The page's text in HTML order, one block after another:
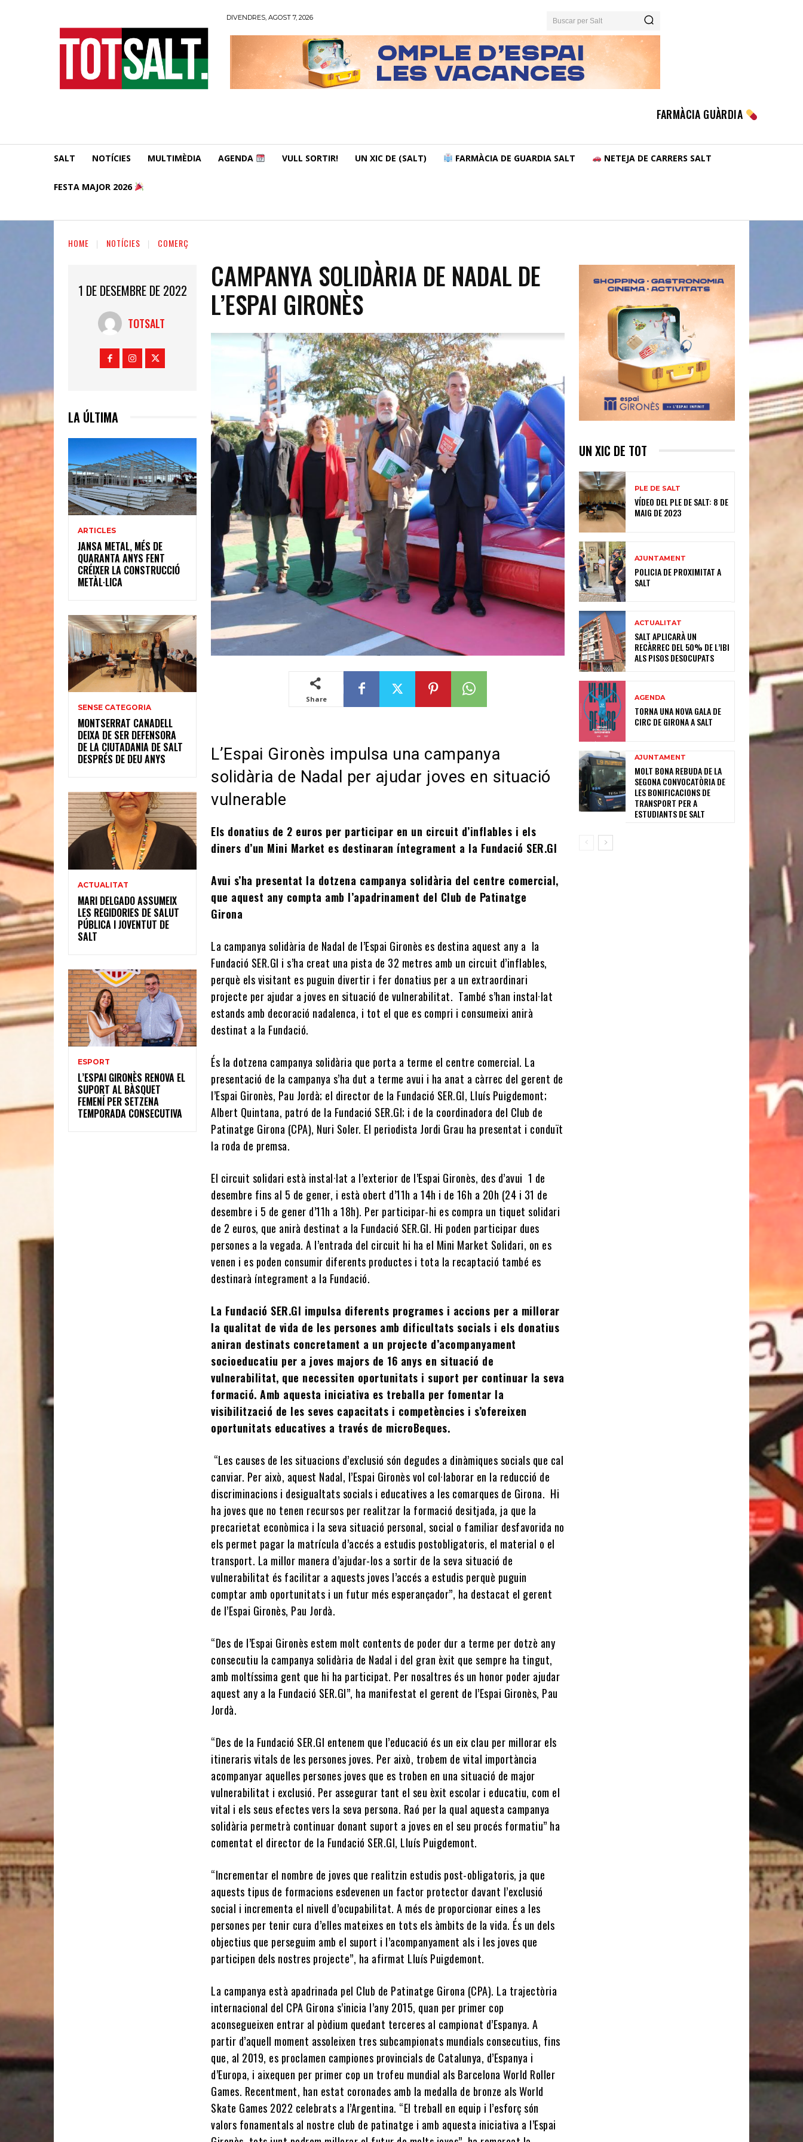
DIVENDRES, AGOST 7, 2026 Buscar per Salt
FARMÀCIA GUÀRDIA
SALT NOTÍCIES MULTIMÈDIA AGENDA VULL SORTIR! UN XIC DE (SALT) FARMÀCIA DE GUARDIA SALT NETEJA DE CARRERS SALT
FESTA MAJOR 2026
HOME NOTÍCIES COMERÇ
1 DE DESEMBRE DE 2022
TOTSALT
LA ÚLTIMA
ARTICLES
JANSA METAL, MÉS DE
QUARANTA ANYS FENT
CRÉIXER LA CONSTRUCCIÓ
METÀL·LICA
SENSE CATEGORIA
MONTSERRAT CANADELL
DEIXA DE SER DEFENSORA
DE LA CIUTADANIA DE SALT
DESPRÉS DE DEU ANYS
ACTUALITAT
MARI DELGADO ASSUMEIX
LES REGIDORIES DE SALUT
PÚBLICA I JOVENTUT DE
SALT
ESPORT
L’ESPAI GIRONÈS RENOVA EL
SUPORT AL BÀSQUET
FEMENÍ PER SETZENA
TEMPORADA CONSECUTIVA
CAMPANYA SOLIDÀRIA DE NADAL DE
L’ESPAI GIRONÈS
Share
L’Espai Gironès impulsa una campanya
solidària de Nadal per ajudar joves en situació
vulnerable
Els donatius de 2 euros per participar en un circuit d’inflables i els
diners d’un Mini Market es destinaran íntegrament a la Fundació SER.GI
Avui s’ha presentat la dotzena campanya solidària del centre comercial,
que aquest any compta amb l’apadrinament del Club de Patinatge
Girona
La campanya solidària de Nadal de l’Espai Gironès es destina aquest any a la
Fundació SER.GI i s’ha creat una pista de 32 metres amb un circuit d’inflables,
perquè els visitant es puguin divertir i fer donatius per a un extraordinari
projecte per ajudar a joves en situació de vulnerabilitat. També s’han instal·lat
estands amb decoració nadalenca, i tot el que es compri i consumeixi anirà
destinat a la Fundació.
És la dotzena campanya solidària que porta a terme el centre comercial. La
presentació de la campanya s’ha dut a terme avui i ha anat a càrrec del gerent de
l’Espai Gironès, Pau Jordà; el director de la Fundació SER.GI, Lluís Puigdemont;
Albert Quintana, patró de la Fundació SER.GI; i de la coordinadora del Club de
Patinatge Girona (CPA), Nuri Soler. El periodista Jordi Grau ha presentat i conduït
la roda de premsa.
El circuit solidari està instal·lat a l’exterior de l’Espai Gironès, des d’avui 1 de
desembre fins al 5 de gener, i està obert d’11h a 14h i de 16h a 20h (24 i 31 de
desembre i 5 de gener d’11h a 18h). Per participar-hi es compra un tiquet solidari
de 2 euros, que anirà destinat a la Fundació SER.GI. Hi poden participar dues
persones a la vegada. A l’entrada del circuit hi ha el Mini Market Solidari, on es
venen i es poden consumir diferents productes i tota la recaptació també es
destinarà íntegrament a la Fundació.
La Fundació SER.GI impulsa diferents programes i accions per a millorar
la qualitat de vida de les persones amb dificultats socials i els donatius
aniran destinats concretament a un projecte d’acompanyament
socioeducatiu per a joves majors de 16 anys en situació de
vulnerabilitat, que necessiten oportunitats i suport per continuar la seva
formació. Amb aquesta iniciativa es treballa per fomentar la
visibilització de les seves capacitats i competències i s’ofereixen
oportunitats educatives a través de microBeques.
“Les causes de les situacions d’exclusió són degudes a dinàmiques socials que cal
canviar. Per això, aquest Nadal, l’Espai Gironès vol col·laborar en la reducció de
discriminacions i desigualtats socials i educatives a les comarques de Girona. Hi
ha joves que no tenen recursos per realitzar la formació desitjada, ja que la
precarietat econòmica i la seva situació personal, social o familiar desfavorida no
els permet pagar la matrícula d’accés a estudis postobligatoris, el material o el
transport. La millor manera d’ajudar-los a sortir de la seva situació de
vulnerabilitat és facilitar a aquests joves l’accés a estudis perquè puguin
comptar amb oportunitats i un futur més esperançador”, ha destacat el gerent
de l’Espai Gironès, Pau Jordà.
“Des de l’Espai Gironès estem molt contents de poder dur a terme per dotzè any
consecutiu la campanya solidària de Nadal i del gran èxit que sempre ha tingut,
amb moltíssima gent que hi ha participat. Per nosaltres és un honor poder ajudar
aquest any a la Fundació SER.GI”, ha manifestat el gerent de l’Espai Gironès, Pau
Jordà.
“Des de la Fundació SER.GI entenem que l’educació és un eix clau per millorar els
itineraris vitals de les persones joves. Per això, trobem de vital importància
acompanyar aquelles persones joves que es troben en una situació de major
vulnerabilitat i exclusió. Per assegurar tant el seu èxit escolar i educatiu, com el
vital i els seus efectes vers la seva persona. Raó per la qual aquesta campanya
solidària permetrà continuar donant suport a joves en el seu procés formatiu” ha
comentat el director de la Fundació SER.GI, Lluís Puigdemont.
“Incrementar el nombre de joves que realitzin estudis post-obligatoris, ja que
aquests tipus de formacions esdevenen un factor protector davant l’exclusió
social i incrementa el nivell d’ocupabilitat. A més de proporcionar eines a les
persones per tenir cura d’elles mateixes en tots els àmbits de la vida. És un dels
objectius que perseguim amb el suport i l’acompanyament als i les joves que
participen dels nostres projecte”, ha afirmat Lluís Puigdemont.
La campanya està apadrinada pel Club de Patinatge Girona (CPA). La trajectòria
internacional del CPA Girona s’inicia l’any 2015, quan per primer cop
aconsegueixen entrar al pòdium quedant terceres al campionat d’Espanya. A
partir d’aquell moment assoleixen tres subcampionats mundials consecutius, fins
que, al 2019, es proclamen campiones provincials de Catalunya, d’Espanya i
d’Europa, i aixequen per primer cop un trofeu mundial als Barcelona World Roller
Games. Recentment, han estat coronades amb la medalla de bronze als World
Skate Games 2022 celebrats a l’Argentina. “El treball en equip i l’esforç són
valors fonamentals al nostre club de patinatge i amb aquesta iniciativa a l’Espai
UN XIC DE TOT
PLE DE SALT
VÍDEO DEL PLE DE SALT: 8 DE
MAIG DE 2023
AJUNTAMENT
POLICIA DE PROXIMITAT A
SALT
ACTUALITAT
SALT APLICARÀ UN
RECÀRREC DEL 50% DE L’IBI
ALS PISOS DESOCUPATS
AGENDA
TORNA UNA NOVA GALA DE
CIRC DE GIRONA A SALT
AJUNTAMENT
MOLT BONA REBUDA DE LA
SEGONA CONVOCATÒRIA DE
LES BONIFICACIONS DE
TRANSPORT PER A
ESTUDIANTS DE SALT